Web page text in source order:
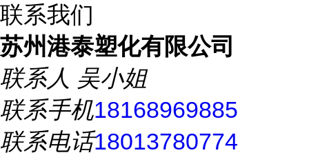
联系我们
苏州港泰塑化有限公司
联系人 吴小姐
联系手机18168969885
联系电话18013780774